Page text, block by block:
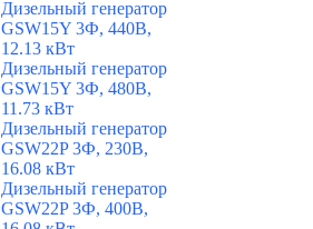
Дизельный генератор
GSW15Y 3Ф, 440В,
12.13 кВт
Дизельный генератор
GSW15Y 3Ф, 480В,
11.73 кВт
Дизельный генератор
GSW22P 3Ф, 230В,
16.08 кВт
Дизельный генератор
GSW22P 3Ф, 400В,